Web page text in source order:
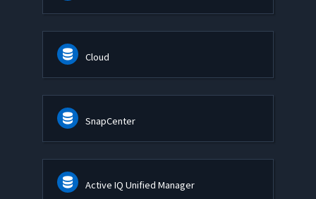
Cloud
SnapCenter
Active IQ Unified Manager